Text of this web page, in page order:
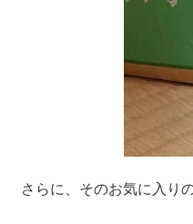
さらに、そのお気に入り